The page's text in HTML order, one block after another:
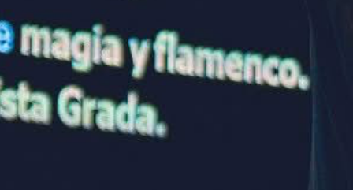
Christian Magritte
Mago, mentalista y conferenciante con más de 15 años de
experiencia. Combina arte y empresa para transformar
congresos, ferias y eventos corporativos en experiencias
únicas e irrepetibles.